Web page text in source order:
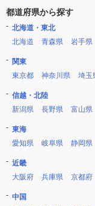
都道府県から探す
北海道・東北
北海道
青森県 岩手県
関東
東京都
神奈川県 埼玉
信越・北陸
新潟県
長野県 富山県
東海
愛知県
岐阜県 静岡県
近畿
大阪府
兵庫県 京都府
中国